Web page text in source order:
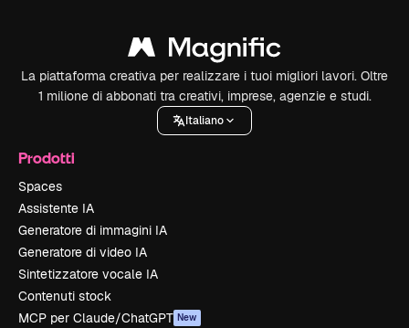
La piattaforma creativa per realizzare i tuoi migliori lavori. Oltre
1 milione di abbonati tra creativi, imprese, agenzie e studi.
Italiano
Prodotti
Spaces
Assistente IA
Generatore di immagini IA
Generatore di video IA
Sintetizzatore vocale IA
Contenuti stock
MCP per Claude/ChatGPT New